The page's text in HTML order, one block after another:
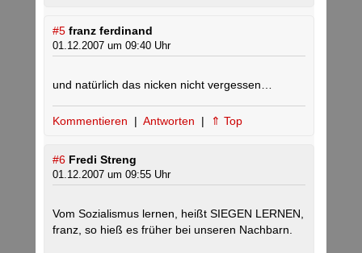
#5 franz ferdinand
01.12.2007 um 09:40 Uhr
und natürlich das nicken nicht vergessen…
Kommentieren | Antworten | ⇑ Top
#6 Fredi Streng
01.12.2007 um 09:55 Uhr
Vom Sozialismus lernen, heißt SIEGEN LERNEN,
franz, so hieß es früher bei unseren Nachbarn.